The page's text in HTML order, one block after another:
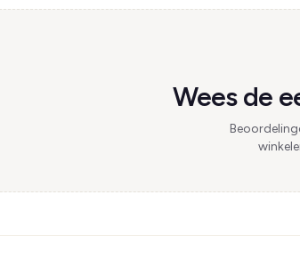
Wees de